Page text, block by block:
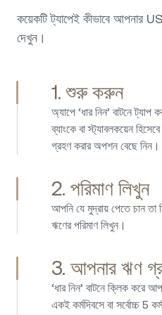
বিনিয়োগ রাখতে আমাকে আরও
চালিয়ে যান!
আমি 2017 সাল থেকে Nexo-তে
কোনো সমস্যা ছাড়াই প্ল্যাটফর্মটি
সোজা, দ্রুত এবং সহজ; আর
সহজ ও নিরাপদ উপায় প্রদান করে। আমি Nexo-কে জোরালোভাবে
সুপারিশ করি – প্ল্যাটফর্মটি
স্বচ্ছ ও উদ্ভাবনী বিজনেস মডেল
করে।
কয়েকটি ট্যাপেই কীভাবে আপনার
দেখুন।
1. শুরু করুন
অ্যাপে ‘ধার নিন’ বাটনে ট্যাপ
ব্যাংকে বা স্ট্যাবলকয়েন
গ্রহণ করার অপশন বেছে নিন।
2. পরিমাণ লিখুন
আপনি যে মুদ্রায় পেতে চান তা
ঋণের পরিমাণ লিখুন।
3. আপনার ঋণ
‘ধার নিন’ বাটনে ক্লিক করে
একই কর্মদিবসে বা সর্বোচ্চ 5